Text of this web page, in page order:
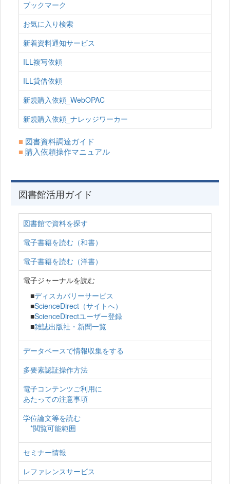
ブックマーク
お気に入り検索
新着資料通知サービス
ILL複写依頼
ILL貸借依頼
新規購入依頼_WebOPAC
新規購入依頼_ナレッジワーカー
■ 図書資料調達ガイド
■購入依頼操作マニュアル
図書館活用ガイド
図書館で資料を探す
電子書籍を読む（和書）
電子書籍を読む（洋書）
電子ジャーナルを読む
■ディスカバリーサービス
■ScienceDirect（サイトへ）
■ScienceDirectユーザー登録
■雑誌出版社・新聞一覧
データベースで情報収集をする
多要素認証操作方法
電子コンテンツご利用に
あたっての注意事項
学位論文等を読む
*閲覧可能範囲
セミナー情報
レファレンスサービス